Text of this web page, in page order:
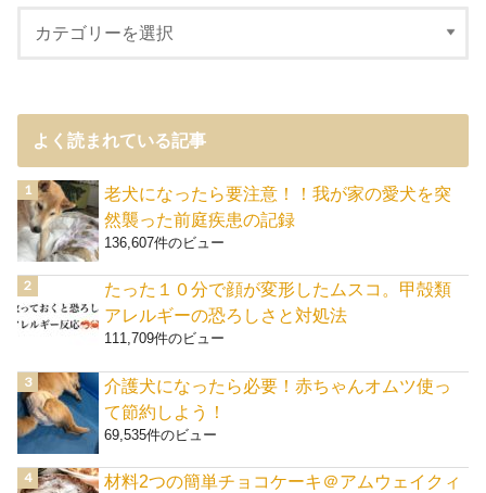
よく読まれている記事
老犬になったら要注意！！我が家の愛犬を突
然襲った前庭疾患の記録
136,607件のビュー
たった１０分で顔が変形したムスコ。甲殻類
アレルギーの恐ろしさと対処法
111,709件のビュー
介護犬になったら必要！赤ちゃんオムツ使っ
て節約しよう！
69,535件のビュー
材料2つの簡単チョコケーキ＠アムウェイクィ